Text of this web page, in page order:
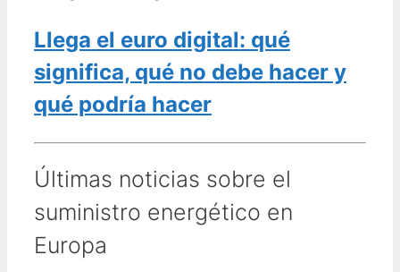
Llega el euro digital: qué
significa, qué no debe hacer y
qué podría hacer
Últimas noticias sobre el
suministro energético en
Europa